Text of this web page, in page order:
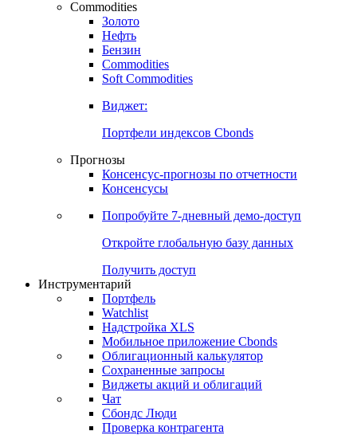
Commodities
Золото
Нефть
Бензин
Commodities
Soft Commodities
Виджет:
Портфели индексов Cbonds
Прогнозы
Консенсус-прогнозы по отчетности
Консенсусы
Попробуйте 7-дневный демо-доступ
Откройте глобальную базу данных
Получить доступ
Инструментарий
Портфель
Watchlist
Надстройка XLS
Мобильное приложение Cbonds
Облигационный калькулятор
Сохраненные запросы
Виджеты акций и облигаций
Чат
Сбондс Люди
Проверка контрагента